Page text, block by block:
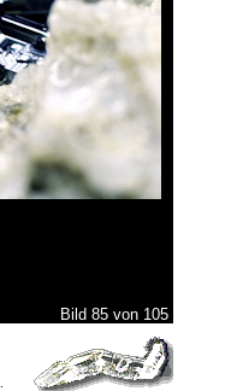
Bild 85 von 105